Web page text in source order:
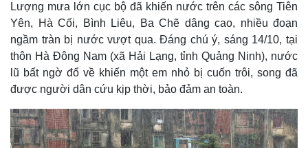
Lượng mưa lớn cục bộ đã khiến nước trên các sông Tiên
Yên, Hà Cối, Bình Liêu, Ba Chẽ dâng cao, nhiều đoạn
ngầm tràn bị nước vượt qua. Đáng chú ý, sáng 14/10, tại
thôn Hà Đông Nam (xã Hải Lạng, tỉnh Quảng Ninh), nước
lũ bất ngờ đổ về khiến một em nhỏ bị cuốn trôi, song đã
được người dân cứu kịp thời, bảo đảm an toàn.